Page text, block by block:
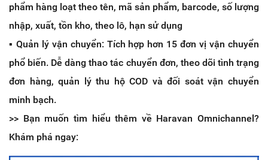
phẩm hàng loạt theo tên, mã sản phẩm, barcode, số lượng
nhập, xuất, tồn kho, theo lô, hạn sử dụng
▪️ Quản lý vận chuyển: Tích hợp hơn 15 đơn vị vận chuyển
phổ biến. Dễ dàng thao tác chuyển đơn, theo dõi tình trạng
đơn hàng, quản lý thu hộ COD và đối soát vận chuyển
minh bạch.
>> Bạn muốn tìm hiểu thêm về Haravan Omnichannel?
Khám phá ngay: